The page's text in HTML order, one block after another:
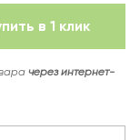
в 1 клик
через интернет-